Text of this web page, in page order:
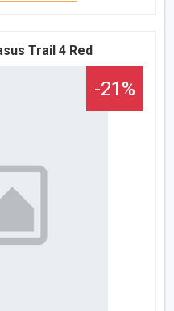
Trail 4 Red
-21%